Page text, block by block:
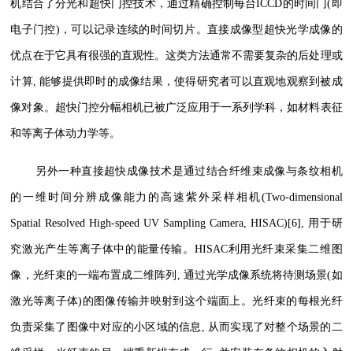
机结合了分光和超快门控技术，通过精确控制每台ICCD的时间门(即
电子门控)，可以记录连续的时间切片。直接成像型超快光学成像的
优点在于它具有很强的直观性。这类方法通常不需要复杂的后处理或
计算, 能够提供即时的成像结果，使得研究者可以直观地观察到被成
像对象。超快门控分幅相机已被广泛应用于一系列学科，如材料表征
和等离子体动力学等。
另外一种直接超快成像技术是通过结合纤维束成像与条纹相机
的一维时间分辨成像能力的高速紫外采样相机(Two-dimensional
Spatial Resolved High-speed UV Sampling Camera, HISAC)[6], 用于研
究激光产生等离子体中的能量传输。HISAC利用光纤束采集二维图
像，光纤束的一端布置成二维阵列, 通过光学成像系统将待测场景(如
激光等离子体)的图像传输并映射到这个端面上。光纤束的每根光纤
负责采集了图像中对应的小区域的信息, 从而实现了对整个场景的二